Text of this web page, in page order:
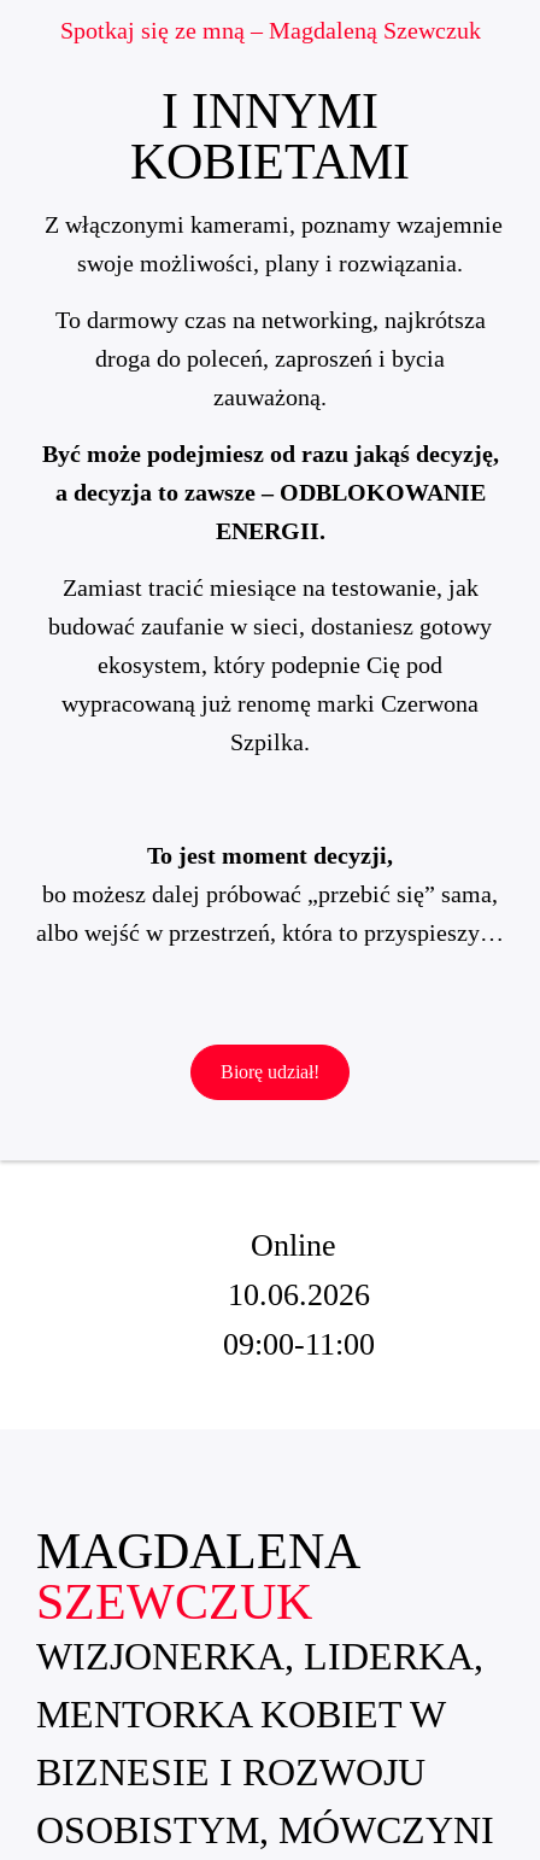
Spotkaj się ze mną – Magdaleną Szewczuk
I INNYMI
KOBIETAMI
Z włączonymi kamerami, poznamy wzajemnie
swoje możliwości, plany i rozwiązania.
To darmowy czas na networking, najkrótsza
droga do poleceń, zaproszeń i bycia
zauważoną.
Być może podejmiesz od razu jakąś decyzję,
a decyzja to zawsze – ODBLOKOWANIE
ENERGII.
Zamiast tracić miesiące na testowanie, jak
budować zaufanie w sieci, dostaniesz gotowy
ekosystem, który podepnie Cię pod
wypracowaną już renomę marki Czerwona
Szpilka.
To jest moment decyzji,
bo możesz dalej próbować „przebić się” sama,
albo wejść w przestrzeń, która to przyspieszy…
Biorę udział!
Online
10.06.2026
09:00-11:00
MAGDALENA
SZEWCZUK
WIZJONERKA, LIDERKA,
MENTORKA KOBIET W
BIZNESIE I ROZWOJU
OSOBISTYM, MÓWCZYNI